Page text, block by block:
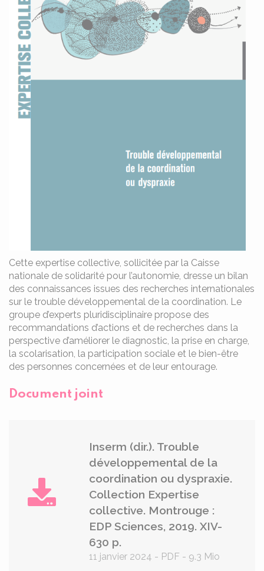
Cette expertise collective, sollicitée par la Caisse
nationale de solidarité pour l’autonomie, dresse un bilan
des connaissances issues des recherches internationales
sur le trouble développemental de la coordination. Le
groupe d’experts pluridisciplinaire propose des
recommandations d’actions et de recherches dans la
perspective d’améliorer le diagnostic, la prise en charge,
la scolarisation, la participation sociale et le bien-être
des personnes concernées et de leur entourage.
Document joint
Inserm (dir.). Trouble
développemental de la
coordination ou dyspraxie.
Collection Expertise
collective. Montrouge :
EDP Sciences, 2019. XIV-
630 p.
11 janvier 2024 - PDF - 9.3 Mio